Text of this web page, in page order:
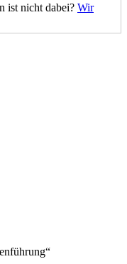
ist nicht dabei? Wir